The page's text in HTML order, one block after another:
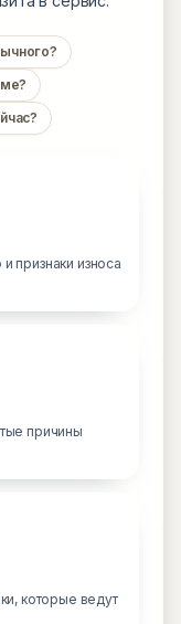
признаки износа
причины
которые ведут